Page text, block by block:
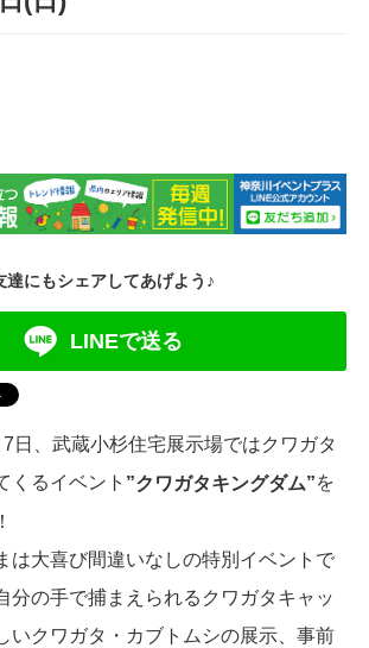
達にもシェアしてあげよう♪
LINEで送る
日、武蔵小杉住宅展示場ではクワガタ
くるイベント ”クワガタキングダム”を
は大喜び間違いなしの特別イベントで
分の手で捕まえられるクワガタキャッ
いクワガタ・カブトムシの展示、事前